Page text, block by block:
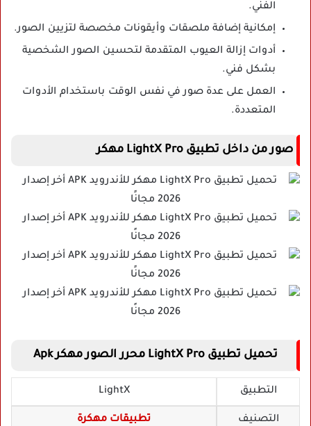
الفني.
إمكانية إضافة ملصقات وأيقونات مخصصة لتزيين الصور.
أدوات إزالة العيوب المتقدمة لتحسين الصور الشخصية
بشكل فني.
العمل على عدة صور في نفس الوقت باستخدام الأدوات
المتعددة.
صور من داخل تطبيق LightX Pro مهكر
تحميل تطبيق LightX Pro محرر الصور مهكر Apk
التطبيق LightX
التصنيف تطبيقات مهكرة